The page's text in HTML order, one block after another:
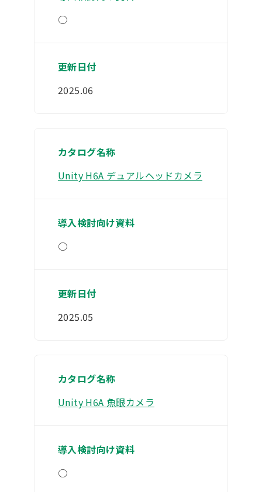
○
2025.06
Unity H6A デュアルヘッドカメラ
○
2025.05
Unity H6A 魚眼カメラ
○